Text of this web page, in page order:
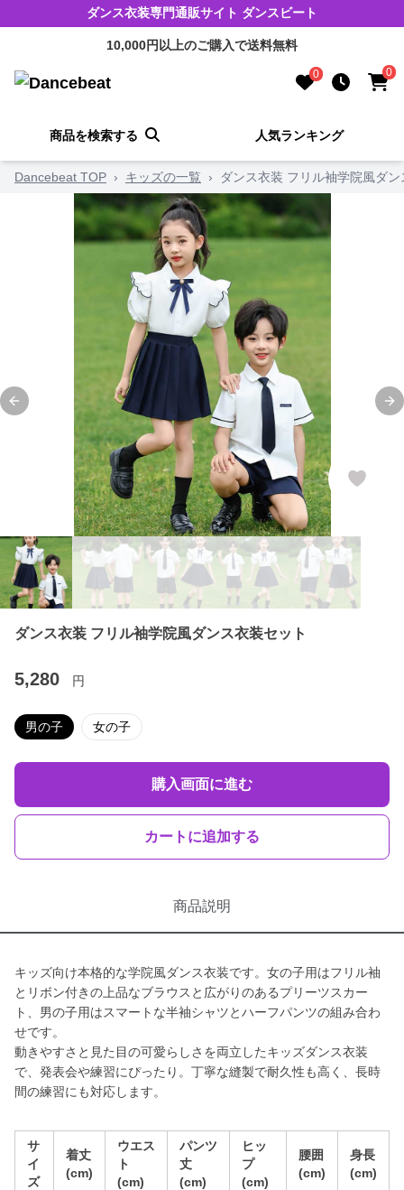
ダンス衣装専門通販サイト ダンスビート
10,000円以上のご購入で送料無料
0 0
商品を検索する 人気ランキング
Dancebeat TOP › キッズの一覧 › ダンス衣装 フリル袖学院風ダ
Previous slide
ダンス衣装 フリル袖学院風ダンス衣装セット
5,280 円
男の子 女の子
購入画面に進む
カートに追加する
商品説明
キッズ向け本格的な学院風ダンス衣装です。女の子用はフリル袖
とリボン付きの上品なブラウスと広がりのあるプリーツスカー
ト、男の子用はスマートな半袖シャツとハーフパンツの組み合わ
せです。
動きやすさと見た目の可愛らしさを両立したキッズダンス衣装
で、発表会や練習にぴったり。丁寧な縫製で耐久性も高く、長時
間の練習にも対応します。
サ
イ
ズ
着丈
(cm)
ウエス
ト
(cm)
パンツ
丈
(cm)
ヒッ
プ
(cm)
腰囲
(cm)
身長
(cm)